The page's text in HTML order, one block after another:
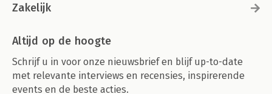
Zakelijk
Altijd op de hoogte
Schrijf u in voor onze nieuwsbrief en blijf up-to-date
met relevante interviews en recensies, inspirerende
events en de beste acties.